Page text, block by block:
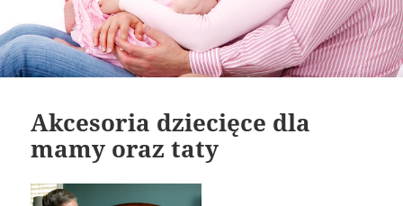
Akcesoria dziecięce dla
mamy oraz taty